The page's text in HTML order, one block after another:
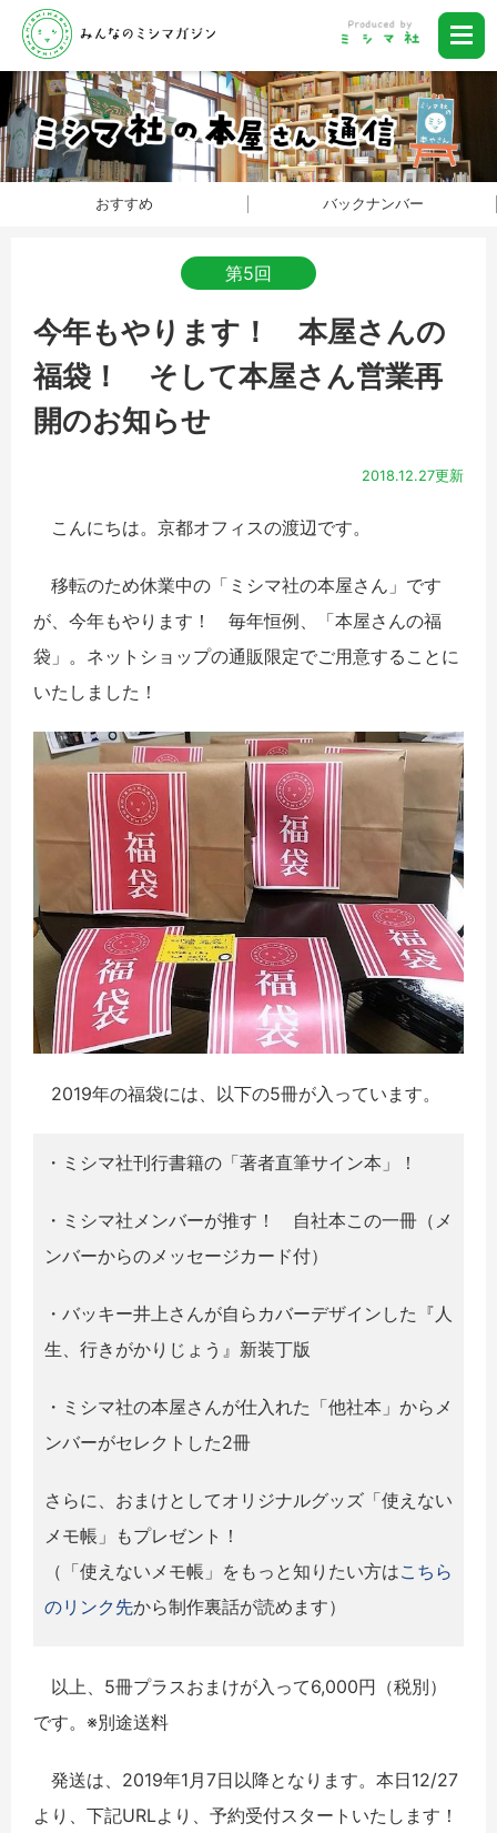
おすすめ バックナンバー
第5回
今年もやります！ 本屋さんの
福袋！ そして本屋さん営業再
開のお知らせ
2018.12.27更新
こんにちは。京都オフィスの渡辺です。
移転のため休業中の「ミシマ社の本屋さん」です
が、今年もやります！ 毎年恒例、「本屋さんの福
袋」。ネットショップの通販限定でご用意することに
いたしました！
2019年の福袋には、以下の5冊が入っています。
・ミシマ社刊行書籍の「著者直筆サイン本」！
・ミシマ社メンバーが推す！ 自社本この一冊（メ
ンバーからのメッセージカード付）
・バッキー井上さんが自らカバーデザインした『人
生、行きがかりじょう』新装丁版
・ミシマ社の本屋さんが仕入れた「他社本」からメ
ンバーがセレクトした2冊
さらに、おまけとしてオリジナルグッズ「使えない
メモ帳」もプレゼント！
（「使えないメモ帳」をもっと知りたい方はこちら
のリンク先から制作裏話が読めます）
以上、5冊プラスおまけが入って6,000円（税別）
です。※別途送料
発送は、2019年1月7日以降となります。本日12/27
より、下記URLより、予約受付スタートいたします！